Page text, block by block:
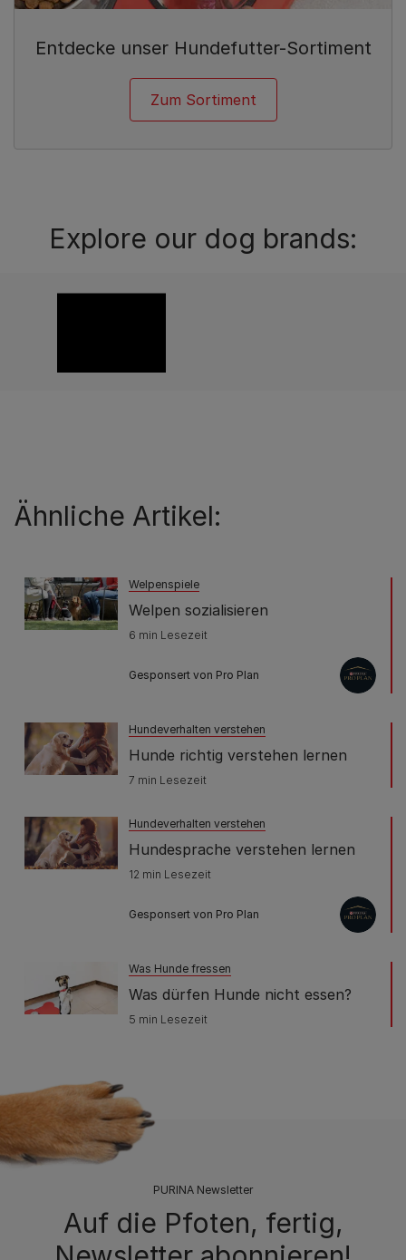
Entdecke unser Hundefutter-Sortiment
Zum Sortiment
Explore our dog brands:
Ähnliche Artikel:
Welpenspiele
Welpen sozialisieren
6 min Lesezeit
Gesponsert von Pro Plan
Hundeverhalten verstehen
Hunde richtig verstehen lernen
7 min Lesezeit
Hundeverhalten verstehen
Hundesprache verstehen lernen
12 min Lesezeit
Gesponsert von Pro Plan
Was Hunde fressen
Was dürfen Hunde nicht essen?
5 min Lesezeit
PURINA Newsletter
Auf die Pfoten, fertig,